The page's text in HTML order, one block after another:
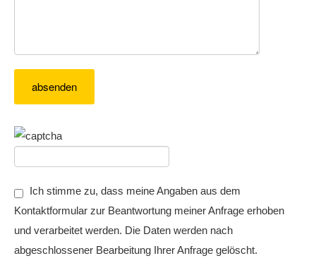
Ich stimme zu, dass meine Angaben aus dem
Kontaktformular zur Beantwortung meiner Anfrage erhoben
und verarbeitet werden. Die Daten werden nach
abgeschlossener Bearbeitung Ihrer Anfrage gelöscht.